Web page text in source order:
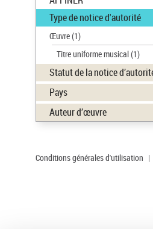
Type de notice d'autorité
Œuvre(1)
Titre uniforme musical(1)
Statut de la notice
Pays
Auteur d’œuvre
Conditions générales d'utilisation |